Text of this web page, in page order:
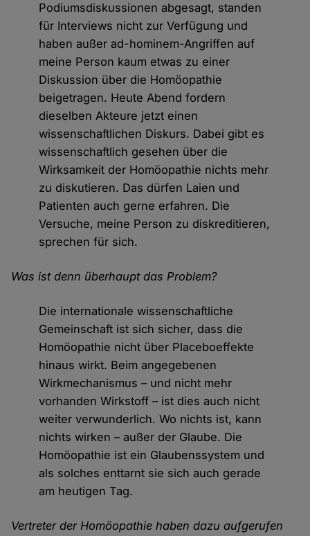
Podiumsdiskussionen abgesagt, standen
für Interviews nicht zur Verfügung und
haben außer ad-hominem-Angriffen auf
meine Person kaum etwas zu einer
Diskussion über die Homöopathie
beigetragen. Heute Abend fordern
dieselben Akteure jetzt einen
wissenschaftlichen Diskurs. Dabei gibt es
wissenschaftlich gesehen über die
Wirksamkeit der Homöopathie nichts mehr
zu diskutieren. Das dürfen Laien und
Patienten auch gerne erfahren. Die
Versuche, meine Person zu diskreditieren,
sprechen für sich.
Was ist denn überhaupt das Problem?
Die internationale wissenschaftliche
Gemeinschaft ist sich sicher, dass die
Homöopathie nicht über Placeboeffekte
hinaus wirkt. Beim angegebenen
Wirkmechanismus – und nicht mehr
vorhanden Wirkstoff – ist dies auch nicht
weiter verwunderlich. Wo nichts ist, kann
nichts wirken – außer der Glaube. Die
Homöopathie ist ein Glaubenssystem und
als solches enttarnt sie sich auch gerade
am heutigen Tag.
Vertreter der Homöopathie haben dazu aufgerufen